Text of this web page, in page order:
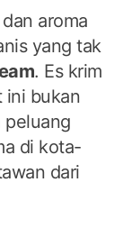
aroma
yang tak
. Es krim
ini bukan
peluang
di kota-
dari